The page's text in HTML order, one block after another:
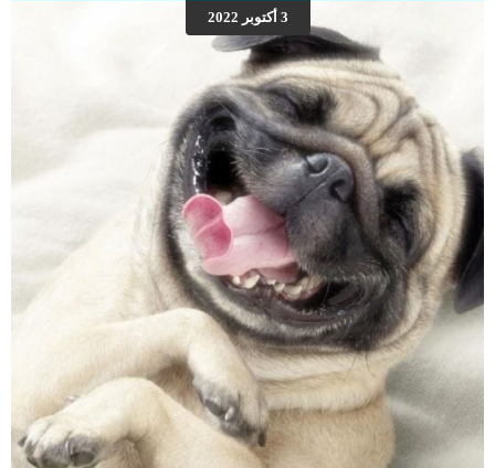
فى النظام الغذائى القديم لقطتك. اقرا ايضا: استئصال الامعاء عند القطط “معلومات
شاملة” تعرف على مدى فعالية تغيرات السلوك الغذائى لقطتك تعديل النظام الغذائي
يعالج الكثير من الامراض عند القططكما ان تغير بعض الأنظمة الغذائية لقطتك يمكنه ان
يكون سلاحا وقائيا يحميها من الامراض الناتجة عن […]
3 أكتوبر 2022